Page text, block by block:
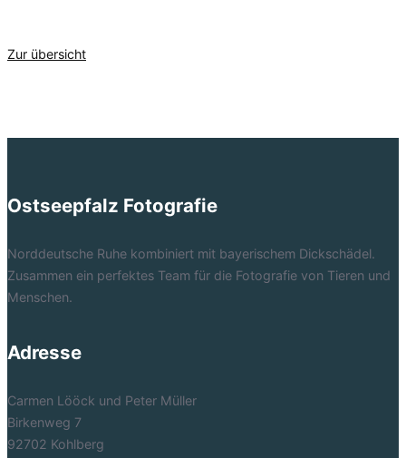
Zur übersicht
Ostseepfalz Fotografie
Norddeutsche Ruhe kombiniert mit bayerischem Dickschädel.
Zusammen ein perfektes Team für die Fotografie von Tieren und
Menschen.
Adresse
Carmen Lööck und Peter Müller
Birkenweg 7
92702 Kohlberg